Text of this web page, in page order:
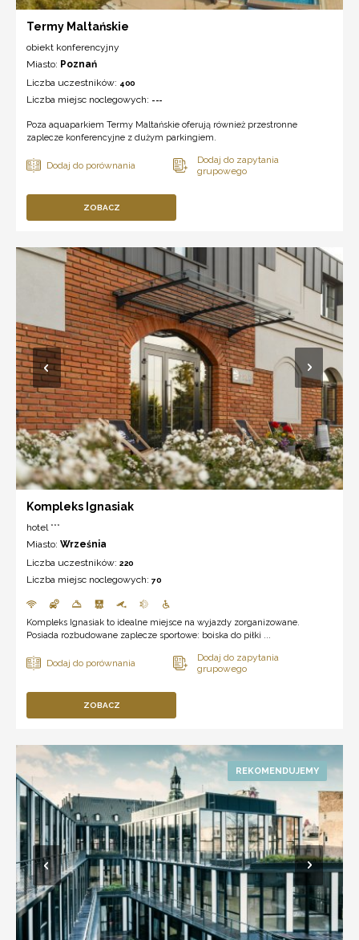
Termy Maltańskie
obiekt konferencyjny
Miasto: Poznań
Liczba uczestników: 400
Liczba miejsc noclegowych: ---
Poza aquaparkiem Termy Maltańskie oferują również przestronne
zaplecze konferencyjne z dużym parkingiem.
ZOBACZ
Kompleks Ignasiak
hotel ***
Miasto: Września
Liczba uczestników: 220
Liczba miejsc noclegowych: 70
Kompleks Ignasiak to idealne miejsce na wyjazdy zorganizowane.
Posiada rozbudowane zaplecze sportowe: boiska do piłki ...
ZOBACZ